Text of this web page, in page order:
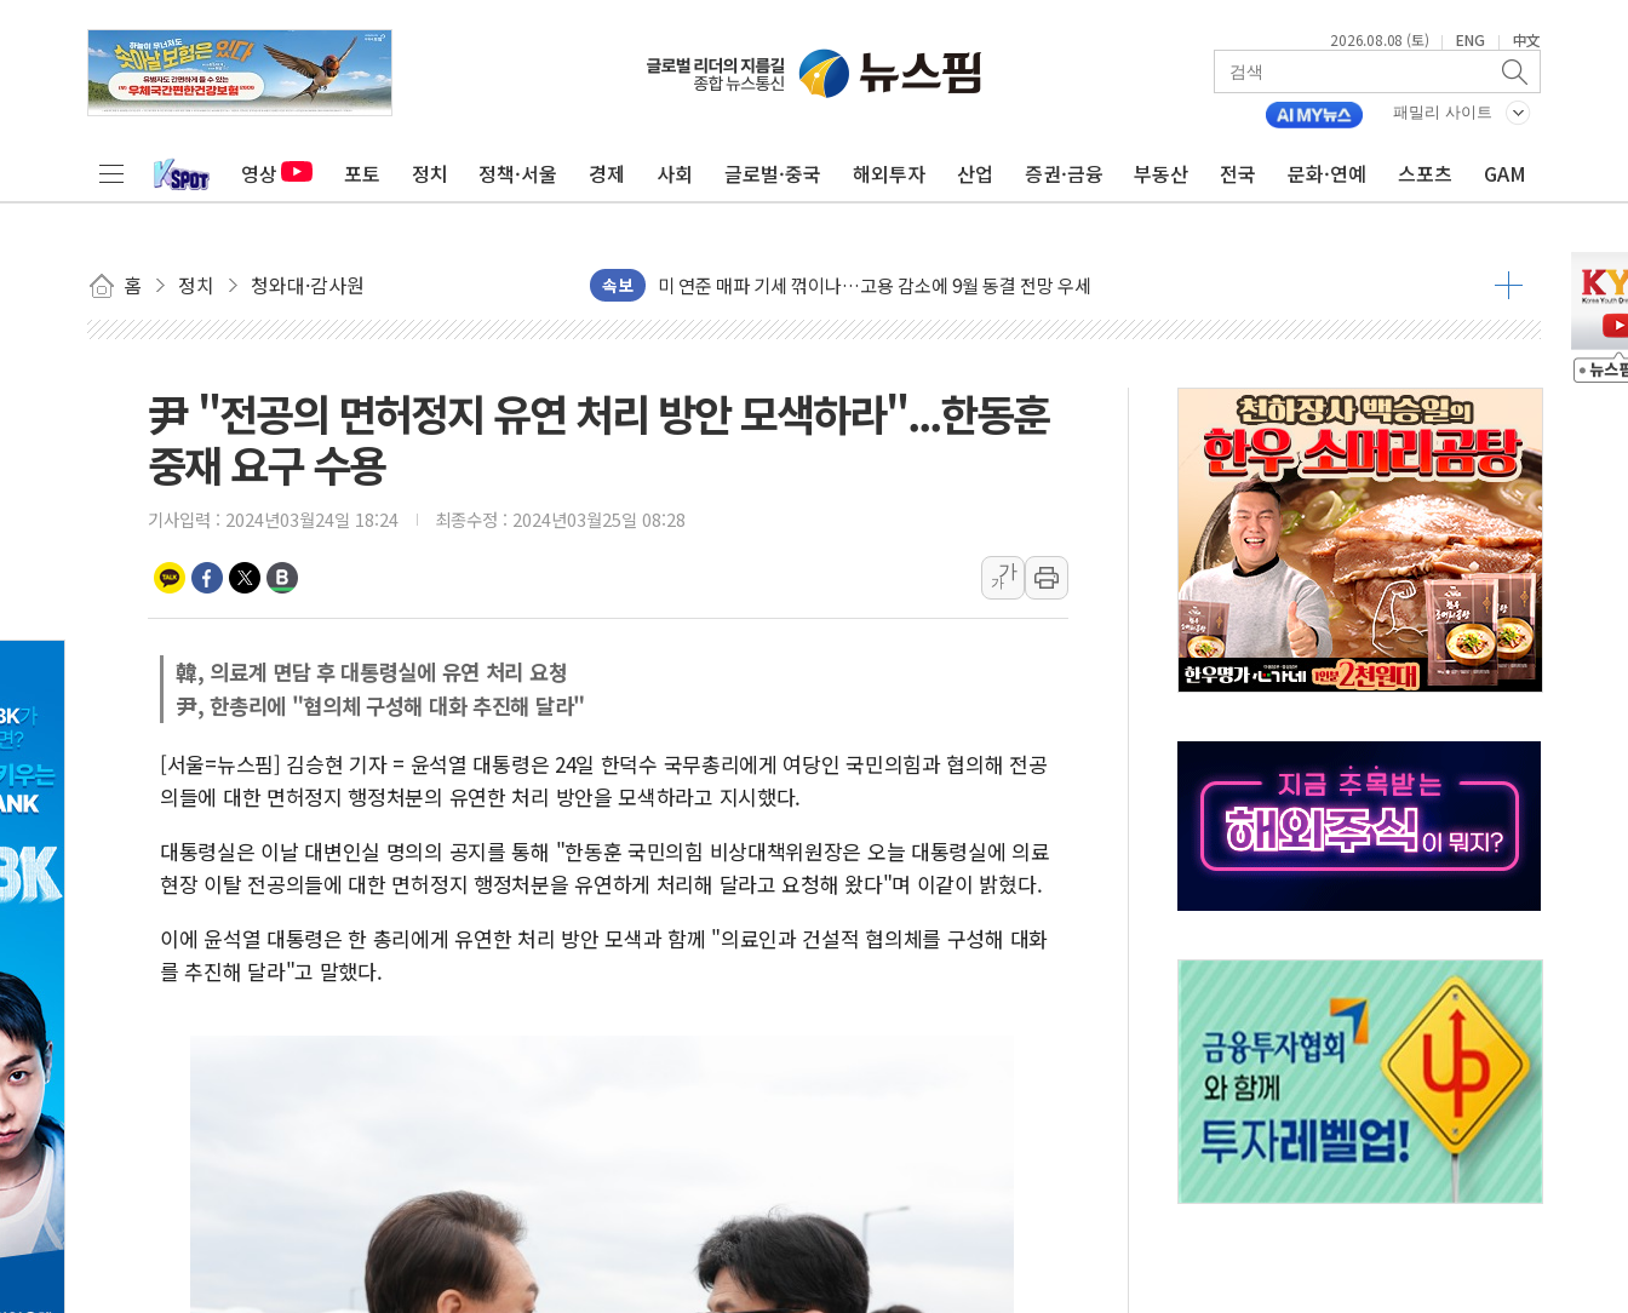
2026.08.08 (토) | ENG | 中文
패밀리 사이트
영상 포토 정치 정책·서울 경제 사회 글로벌·중국 해외투자 산업 증권·금융 부동산 전국 문화·연예 스포츠 GAM
홈 정치 청와대·감사원 속보
트럼프, 쿡 연준 이사 해임 재추진…"26일까지 의혹 소명" 요구
유럽증시, 美 고용 예상 밖 부진에 연준 금리 인상 가능성 낮아지며 상승… STOXX 600 지수는 나흘 연속 최고치
[종합] 이슬람 수니파 3국, '공동방위협정' 체결… 이스라엘·이란 위협에 맞설 자체 억지력 강화
트럼프, 백신·자폐증 행정명령 검토…"이르면 다음 주"
이란 핵심 원유 수출항 '하르그섬', 최근 1주일 이상 '올스톱'… 美 해상봉쇄 영향
美 고용 쇼크에 엔화 장중 급등…시장은 "또 개입했나" 촉각
뉴욕증시 프리뷰, 美 고용 쇼크에 금리 인상 우려 후퇴…나스닥 선물 1%대 상승
[사진] 이슬람 수니파 3개국, 공동방위협정 체결
뉴욕증시 개장 전 특징주...아틀라시안·클라우드플레어·태양광주↑ VS 트레이드데스크·웬디스↓
보훈부, 미 DPAA와 MOU… "6·25 미군 실종자 7359명 끝까지 찾겠다"
李 "해남 태양광, 대한민국 다음 100년 밑거름…수도권 집중 완화 전환점"
李 대통령, '6시간 마라톤 부동산 2차 회의' 주재… "전폭적 공급 확대·속도전 총력"
[사진] 빈살만과 에르도안의 만남
尹 "전공의 면허정지 유연 처리 방안 모색하라"...한동훈
중재 요구 수용
기사입력 : 2024년03월24일 18:24 최종수정 : 2024년03월25일 08:28
가
가
韓, 의료계 면담 후 대통령실에 유연 처리 요청
尹, 한총리에 "협의체 구성해 대화 추진해 달라"
[서울=뉴스핌] 김승현 기자 = 윤석열 대통령은 24일 한덕수 국무총리에게 여당인 국민의힘과 협의해 전공
의들에 대한 면허정지 행정처분의 유연한 처리 방안을 모색하라고 지시했다.
대통령실은 이날 대변인실 명의의 공지를 통해 "한동훈 국민의힘 비상대책위원장은 오늘 대통령실에 의료
현장 이탈 전공의들에 대한 면허정지 행정처분을 유연하게 처리해 달라고 요청해 왔다"며 이같이 밝혔다.
이에 윤석열 대통령은 한 총리에게 유연한 처리 방안 모색과 함께 "의료인과 건설적 협의체를 구성해 대화
를 추진해 달라"고 말했다.